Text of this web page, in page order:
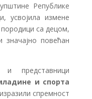
Републике
усвојила измене
са децом,
повећан
и представници
и спорта
спремност